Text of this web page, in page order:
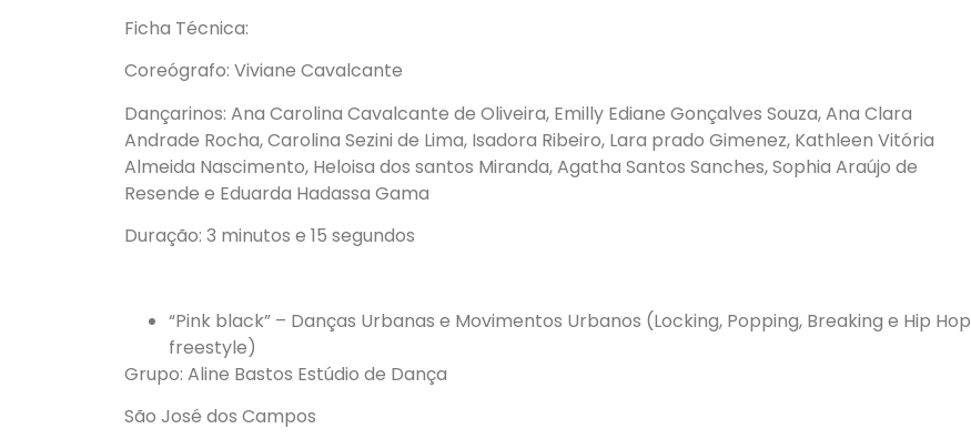
Ficha Técnica:
Coreógrafo: Viviane Cavalcante
Dançarinos: Ana Carolina Cavalcante de Oliveira, Emilly Ediane Gonçalves Souza, Ana Clara
Andrade Rocha, Carolina Sezini de Lima, Isadora Ribeiro, Lara prado Gimenez, Kathleen Vitória
Almeida Nascimento, Heloisa dos santos Miranda, Agatha Santos Sanches, Sophia Araújo de
Resende e Eduarda Hadassa Gama
Duração: 3 minutos e 15 segundos
“Pink black” – Danças Urbanas e Movimentos Urbanos (Locking, Popping, Breaking e Hip Hop
freestyle)
Grupo: Aline Bastos Estúdio de Dança
São José dos Campos